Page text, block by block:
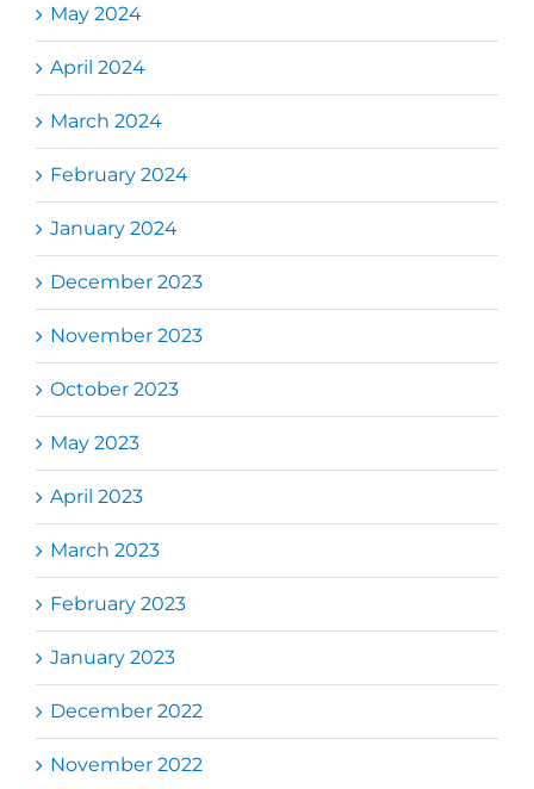
May 2024
April 2024
March 2024
February 2024
January 2024
December 2023
November 2023
October 2023
May 2023
April 2023
March 2023
February 2023
January 2023
December 2022
November 2022